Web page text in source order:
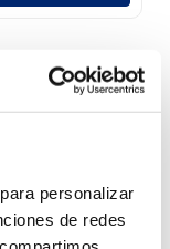
personalizar
de redes